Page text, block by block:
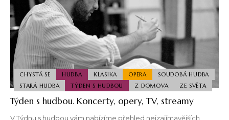
CHYSTÁ SE HUDBA KLASIKA OPERA
SOUDOBÁ HUDBA
STARÁ HUDBA
TÝDEN S HUDBOU Z DOMOVA ZE SVĚTA
Týden s hudbou. Koncerty, opery, TV, streamy
V Týdnu s hudbou vám nabízíme přehled nejzajímavějších